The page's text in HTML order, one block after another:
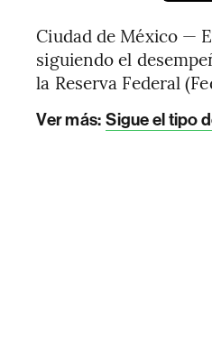
Ciudad de México —
siguiendo el
la Reserva Federal
Ver más: Sigue el tipo